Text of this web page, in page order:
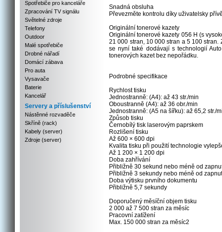
Spotřebiče pro kanceláře
Zpracování TV signálu
Světelné zdroje
Telefony
Outdoor
Malé spotřebiče
Drobné nářadí
Domácí zábava
Pro auta
Vysavače
Baterie
Kancelář
Servery a příslušenství
Nástěnné rozvaděče
Skříně (rack)
Kabely (server)
Zdroje (server)
Snadná obsluha
Převezměte kontrolu díky uživatelsky
Originální tonerové kazety
Originální tonerové kazety 056 H (s
21 000 stran, 10 000 stran a 5 100
se nyní také dodávají s technologií
tonerových kazet bez nepořádku.
Podrobné specifikace
Rychlost tisku
Jednostranně: (A4): až 43 str./min
Oboustranně (A4): až 36 obr./min
Jednostranně: (A5 na šířku): až 65,2 str./
Způsob tisku
Černobílý tisk laserovým paprskem
Rozlišení tisku
Až 600 × 600 dpi
Kvalita tisku při použití technologie
Až 1 200 × 1 200 dpi
Doba zahřívání
Přibližně 30 sekund nebo méně od
Přibližně 3 sekundy nebo méně od
Doba výtisku prvního dokumentu
Přibližně 5,7 sekundy
Doporučený měsíční objem tisku
2 000 až 7 500 stran za měsíc
Pracovní zatížení
Max. 150 000 stran za měsíc2